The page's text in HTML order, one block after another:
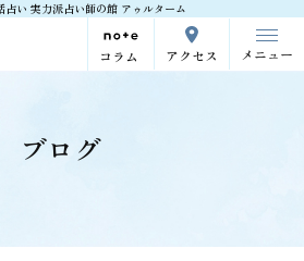
占い 実力派占い師の館 アゥルターム
コラム アクセス メニュー
ブログ